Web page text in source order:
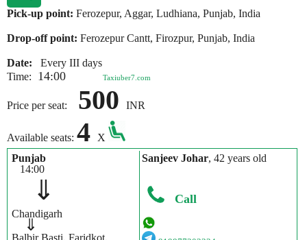
Pick-up point: Ferozepur, Aggar, Ludhiana, Punjab, India
Drop-off point: Ferozepur Cantt, Firozpur, Punjab, India
Date:
Every III days
Time:
14:00 Taxiuber7.com
Price per seat: 500 INR
Available seats: 4
X
Punjab
14:00
⇓
Chandigarh
⇓
Balbir Basti, Faridkot,
Sanjeev Johar, 42 years old
Call